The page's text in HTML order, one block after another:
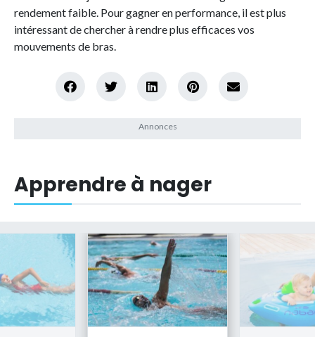
rendement faible. Pour gagner en performance, il est plus
intéressant de chercher à rendre plus efficaces vos
mouvements de bras.
Apprendre à nager